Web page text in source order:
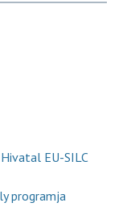
EU-SILC
programja